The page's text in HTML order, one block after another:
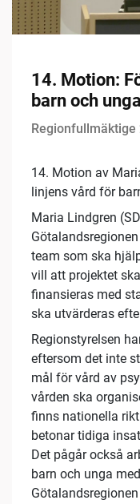
14. Motion:
barn och unga
Regionfullmäktige
14. Motion av
linjens vård för
Maria Lindgren
team som ska
vill att projektet
finansieras med
ska utvärderas
Regionstyrelsen
eftersom det inte
mål för vård av
vården ska
finns nationella
betonar tidiga
Det pågår också
barn och unga